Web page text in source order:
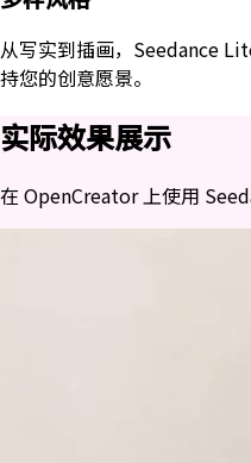
从写实到插画，Seedance
持您的创意愿景。
实际效果展示
在 OpenCreator 上使用